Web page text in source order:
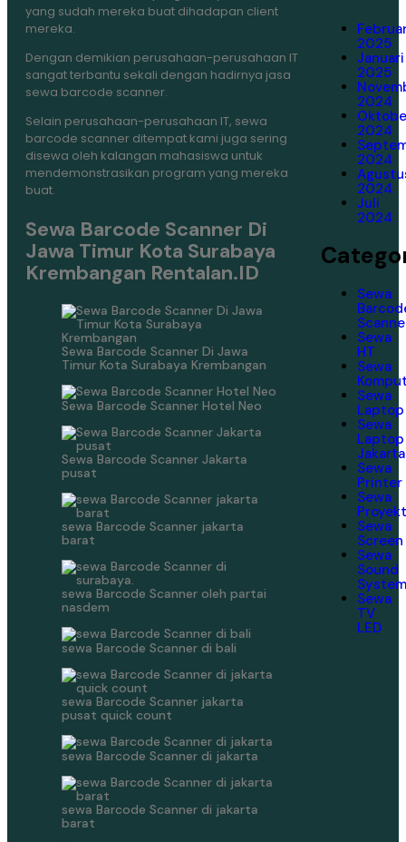
yang sudah mereka buat dihadapan client
mereka.
Dengan demikian perusahaan-perusahaan IT
sangat terbantu sekali dengan hadirnya jasa
sewa barcode scanner.
Selain perusahaan-perusahaan IT, sewa
barcode scanner ditempat kami juga sering
disewa oleh kalangan mahasiswa untuk
mendemonstrasikan program yang mereka
buat.
Sewa Barcode Scanner Di
Jawa Timur Kota Surabaya
Krembangan Rentalan.ID
Sewa Barcode Scanner Di Jawa
Timur Kota Surabaya Krembangan
Sewa Barcode Scanner Hotel Neo
Sewa Barcode Scanner Jakarta
pusat
sewa Barcode Scanner jakarta
barat
sewa Barcode Scanner oleh partai
nasdem
sewa Barcode Scanner di bali
sewa Barcode Scanner jakarta
pusat quick count
sewa Barcode Scanner di jakarta
sewa Barcode Scanner di jakarta
barat
2025
Januari
2025
2024
2024
2024
2024
Juli
2024
Sewa
Sewa
HT
Sewa
Sewa
Laptop
Sewa
Laptop
Jakarta
Sewa
Printer
Sewa
Sewa
Screen
Sewa
Sound
System
Sewa
TV
LED